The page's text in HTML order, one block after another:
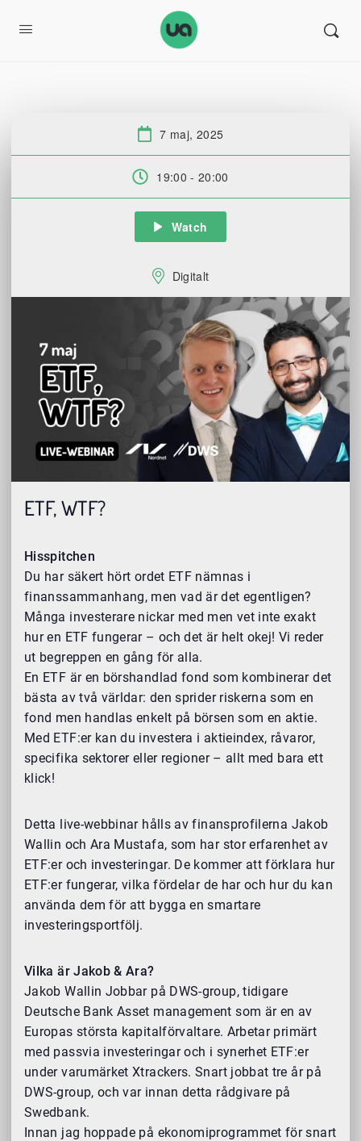
Datum:
7 maj, 2025
Tid:
19:00 - 20:00
Watch
Plats:
Digitalt
ETF, WTF?
Hisspitchen
Du har säkert hört ordet ETF nämnas i
finanssammanhang, men vad är det egentligen?
Många investerare nickar med men vet inte exakt
hur en ETF fungerar – och det är helt okej! Vi reder
ut begreppen en gång för alla.
En ETF är en börshandlad fond som kombinerar det
bästa av två världar: den sprider riskerna som en
fond men handlas enkelt på börsen som en aktie.
Med ETF:er kan du investera i aktieindex, råvaror,
specifika sektorer eller regioner – allt med bara ett
klick!
Detta live-webbinar hålls av finansprofilerna Jakob
Wallin och Ara Mustafa, som har stor erfarenhet av
ETF:er och investeringar. De kommer att förklara hur
ETF:er fungerar, vilka fördelar de har och hur du kan
använda dem för att bygga en smartare
investeringsportfölj.
Vilka är Jakob & Ara?
Jakob Wallin Jobbar på DWS-group, tidigare
Deutsche Bank Asset management som är en av
Europas största kapitalförvaltare. Arbetar primärt
med passvia investeringar och i synerhet ETF:er
under varumärket Xtrackers. Snart jobbat tre år på
DWS-group, och var innan detta rådgivare på
Swedbank.
Innan jag hoppade på ekonomiprogrammet för snart